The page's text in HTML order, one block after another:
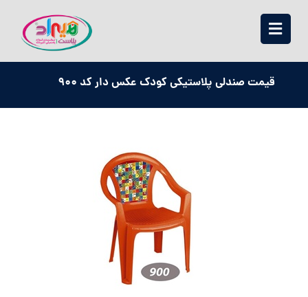
قیمت صندلی پلاستیکی کودک عکس دار کد ۹۰۰